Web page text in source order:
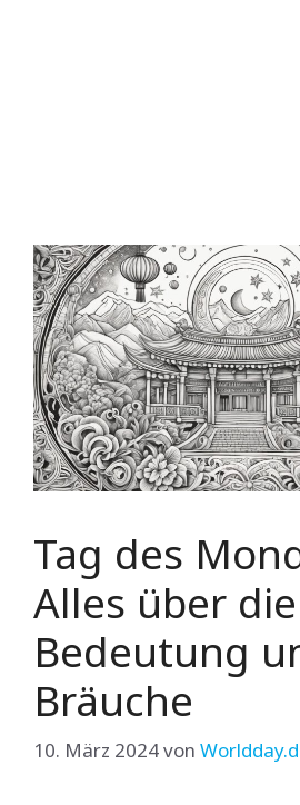
Tag des
Alles über die
Bedeutung
Bräuche
10. März 2024von